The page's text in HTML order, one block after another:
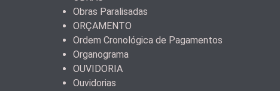
Obras Paralisadas
ORÇAMENTO
Ordem Cronológica de Pagamentos
Organograma
OUVIDORIA
Ouvidorias